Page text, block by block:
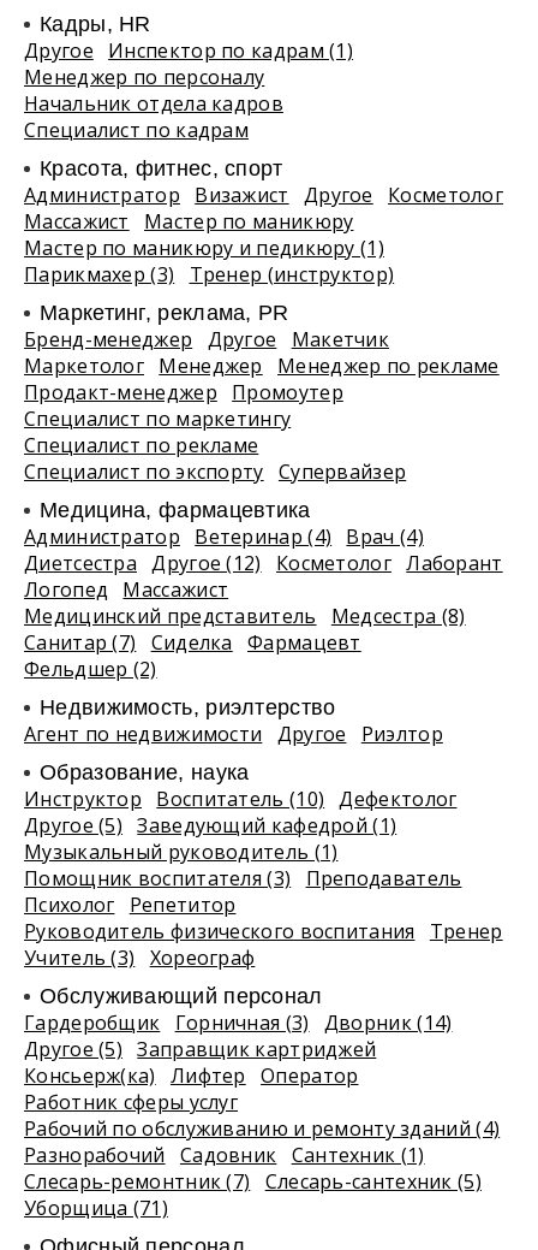
Кадры, HR
Другое
Инспектор по кадрам (1)
Менеджер по персоналу
Начальник отдела кадров
Специалист по кадрам
Красота, фитнес, спорт
Администратор Визажист Другое
Косметолог
Массажист
Мастер по маникюру
Мастер по маникюру и педикюру (1)
Парикмахер (3)
Тренер (инструктор)
Маркетинг, реклама, PR
Бренд-менеджер Другое
Макетчик
Маркетолог Менеджер
Менеджер по рекламе
Продакт-менеджер
Промоутер
Специалист по маркетингу
Специалист по рекламе
Специалист по экспорту Супервайзер
Медицина, фармацевтика
Администратор Ветеринар (4)
Врач (4)
Диетсестра
Другое (12) Косметолог Лаборант
Логопед
Массажист
Медицинский представитель
Медсестра (8)
Санитар (7)
Сиделка
Фармацевт
Фельдшер (2)
Недвижимость, риэлтeрство
Агент по недвижимости Другое Риэлтор
Образование, наука
Инструктор Воспитатель (10)
Дефектолог
Другое (5)
Заведующий кафедрой (1)
Музыкальный руководитель (1)
Помощник воспитателя (3)
Преподаватель
Психолог
Репетитор
Руководитель физического воспитания
Тренер
Учитель (3)
Хореограф
Обслуживающий персонал
Гардеробщик Горничная (3)
Дворник (14)
Другое (5)
Заправщик картриджей
Консьерж(ка)
Лифтер
Оператор
Работник сферы услуг
Рабочий по обслуживанию и ремонту зданий (4)
Разнорабочий
Садовник Сантехник (1)
Слесарь-ремонтник (7)
Слесарь-сантехник (5)
Уборщица (71)